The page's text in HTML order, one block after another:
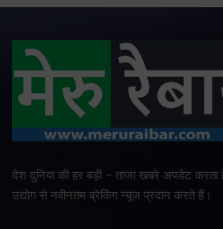
देश दुनिया की हर बड़ी – ताजा खबरे अपडेट
उद्योग से नवीनतम ब्रेकिंग न्यूज प्रदान करते हैं।